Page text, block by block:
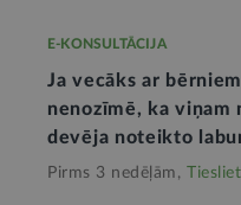
E-KONSULTĀCIJA
Ja vecāks ar
nenozīmē, ka viņam
devēja noteikto
Pirms 3 nedēļām,